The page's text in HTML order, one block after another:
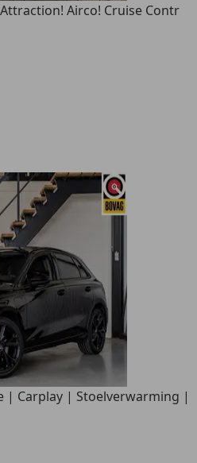
Airco! Cruise Contr
| Carplay | Stoelverwarming |